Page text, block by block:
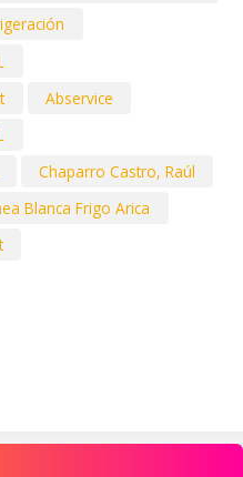
Abservice
Chaparro Castro, Raúl
Blanca Frigo Arica